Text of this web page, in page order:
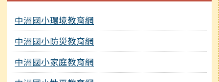
中洲國小環境教育網
中洲國小防災教育網
中洲國小家庭教育網